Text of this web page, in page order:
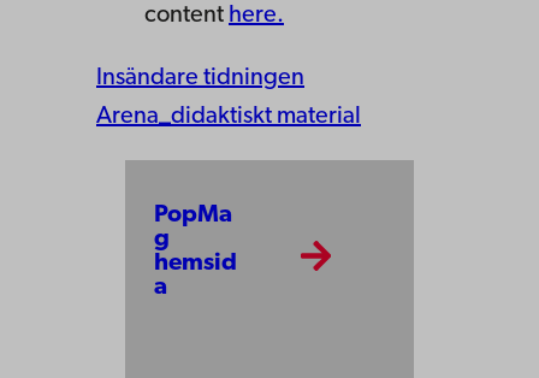
content here.
Insändare tidningen
Arena_didaktiskt material
PopMa
g
hemsid
a